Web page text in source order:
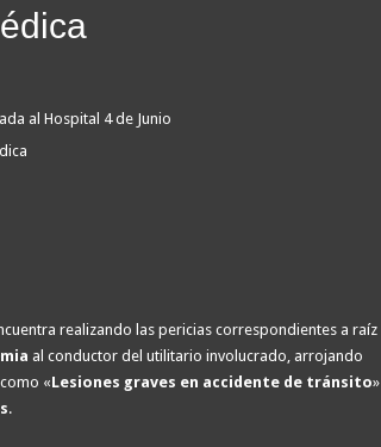
al Hospital 4 de Junio
realizando las pericias correspondientes a raíz
al conductor del utilitario involucrado, arrojando
«Lesiones graves en accidente de tránsito»
.